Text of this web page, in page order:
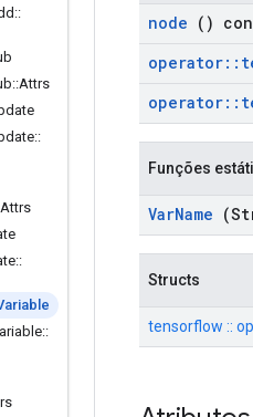
::
::Attrs
::
Attrs
::
::
node ()
operator::
operator::
Funções
VarName
Structs
tensorflow ::